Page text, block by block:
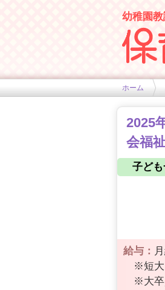
幼稚園
ホーム
2025
会福
子ど
給与：
※短大
※大卒